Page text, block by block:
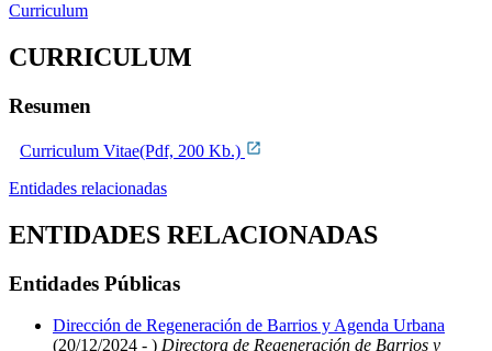
Curriculum
CURRICULUM
Resumen
Curriculum Vitae(Pdf, 200 Kb.)
Entidades relacionadas
ENTIDADES RELACIONADAS
Entidades Públicas
Dirección de Regeneración de Barrios y Agenda Urbana
(20/12/2024 - ) Directora de Regeneración de Barrios y